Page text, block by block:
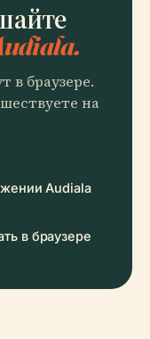
в браузере.
на
Audiala
в браузере